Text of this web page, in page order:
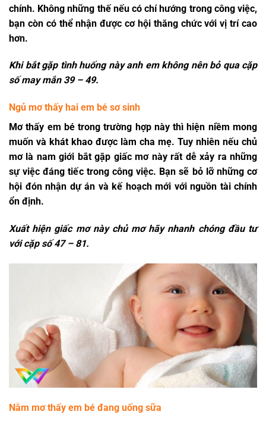
chính. Không những thế nếu có chí hướng trong công việc,
bạn còn có thể nhận được cơ hội thăng chức với vị trí cao
hơn.
Khi bắt gặp tình huống này anh em không nên bỏ qua cặp
số may mắn 39 – 49.
Ngủ mơ thấy hai em bé sơ sinh
Mơ thấy em bé trong trường hợp này thì hiện niềm mong
muốn và khát khao được làm cha mẹ. Tuy nhiên nếu chủ
mơ là nam giới bắt gặp giấc mơ này rất dễ xảy ra những
sự việc đáng tiếc trong công việc. Bạn sẽ bỏ lỡ những cơ
hội đón nhận dự án và kế hoạch mới với nguồn tài chính
ổn định.
Xuất hiện giấc mơ này chủ mơ hãy nhanh chóng đầu tư
với cặp số47 – 81.
Nằm mơ thấy em bé đang uống sữa